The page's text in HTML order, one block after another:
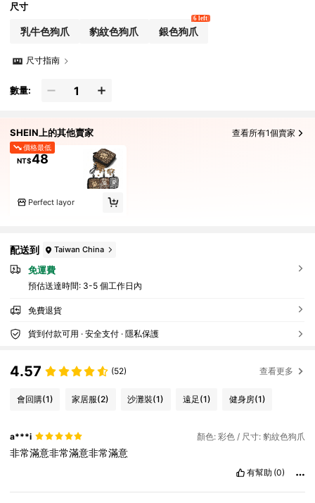
尺寸
乳牛色狗爪 豹紋色狗爪 銀色狗爪
6 left
尺寸指南
數量:
SHEIN上的其他賣家 查看所有1個賣家
價格最低
NT$48
Perfect layor
配送到 Taiwan China
免運費
預估送達時間: 3-5 個工作日內
免費退貨
貨到付款可用 · 安全支付 · 隱私保護
4.57 (52) 查看更多
會回購(1) 家居服(2) 沙灘裝(1) 遠足 (1) 健身房(1)
a***i 顏色: 彩色 / 尺寸: 豹紋色狗爪
非常滿意非常滿意非常滿意
有幫助 (0)